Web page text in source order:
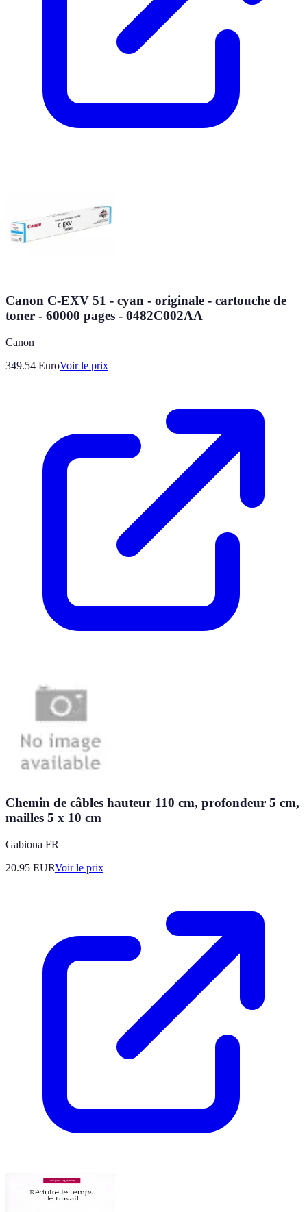
Canon C-EXV 51 - cyan - originale - cartouche de
toner - 60000 pages - 0482C002AA
Canon
349.54 EuroVoir le prix
Chemin de câbles hauteur 110 cm, profondeur 5 cm,
mailles 5 x 10 cm
Gabiona FR
20.95 EURVoir le prix